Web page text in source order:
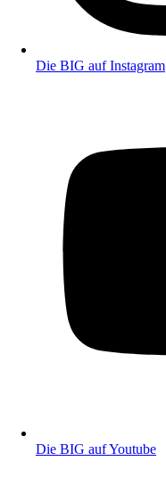
Die BIG auf Instagram
Die BIG auf Youtube